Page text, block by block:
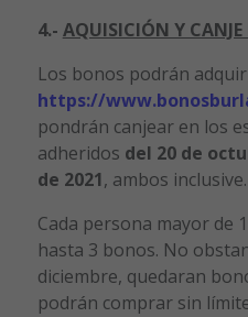
4.- AQUISICIÓN Y CANJE
Los bonos podrán
https://
pondrán canjear en los
adheridos del 20 de
de 2021, ambos inclusive.
Cada persona mayor de
hasta 3 bonos. No
diciembre, quedaran
podrán comprar sin